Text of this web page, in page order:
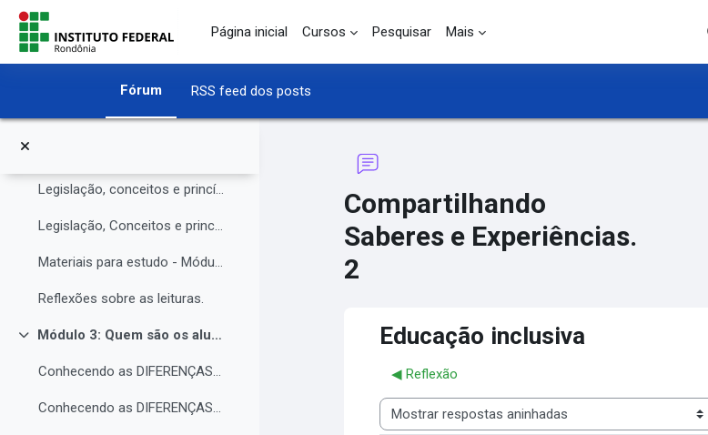
Ir para o conteúdo principal
Página inicial
Cursos Pesquisar Mais
Fórum RSS feed dos posts
Compartilhando Saberes e Experiências.
Legislação, conceitos e princípios da educação inclusiva.
Legislação, Conceitos e princípios da educação inclusiva (parte 2)
Materiais para estudo - Módulo 2.
Reflexões sobre as leituras.
Contrair
Módulo 3: Quem são os alunos da educação inclusiva.
Conhecendo as DIFERENÇAS para promover a IGUALDADE com EQUIDADE.
Conhecendo as DIFERENÇAS para promover a IGUALDADE com EQUIDADE.
Compartilhando
Saberes e Experiências.
2
Educação inclusiva
◀︎ Reflexão
Modo de visualização